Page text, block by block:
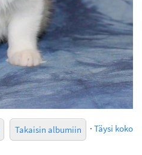
Takaisin albumiin · Täysi koko